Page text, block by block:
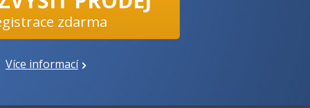
zdarma
Více informací